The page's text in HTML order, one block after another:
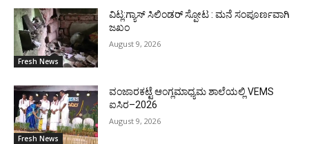
Fresh News
ವಿಟ್ಲ:ಗ್ಯಾಸ್ ಸಿಲಿಂಡರ್ ಸ್ಪೋಟ : ಮನೆ ಸಂಪೂರ್ಣವಾಗಿ
ಜಖಂ
August 9, 2026
Fresh News
ವಂಜಾರಕಟ್ಟೆ ಆಂಗ್ಲಮಾಧ್ಯಮ ಶಾಲೆಯಲ್ಲಿ VEMS
ಐಸಿರ–2026
August 9, 2026